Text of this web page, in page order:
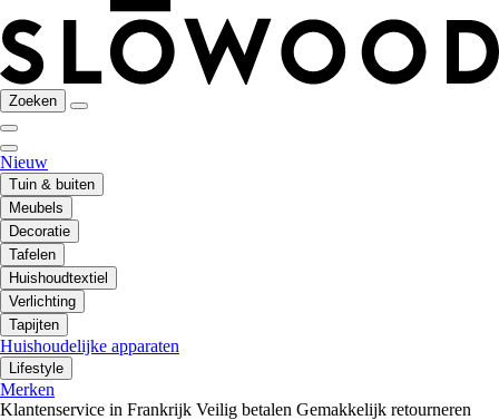
Zoeken
Nieuw
Tuin & buiten
Meubels
Decoratie
Tafelen
Huishoudtextiel
Verlichting
Tapijten
Huishoudelijke apparaten
Lifestyle
Merken
Klantenservice in Frankrijk Veilig betalen Gemakkelijk retourneren